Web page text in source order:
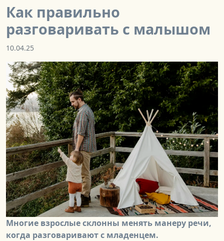
Как правильно
разговаривать с малышом
10.04.25
Многие взрослые склонны менять манеру речи,
когда разговаривают с младенцем.